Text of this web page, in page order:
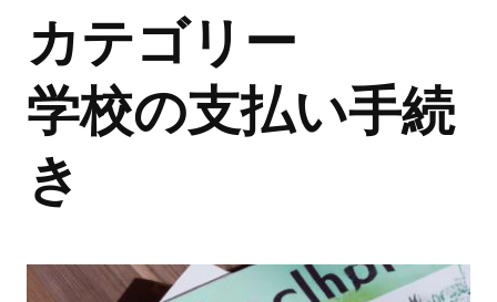
カテゴリー
学校の支払い手続
き